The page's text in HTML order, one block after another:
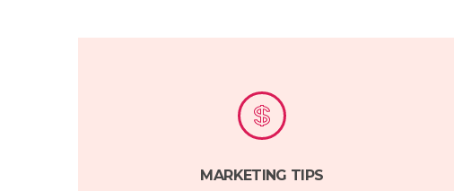
MARKETING TIPS